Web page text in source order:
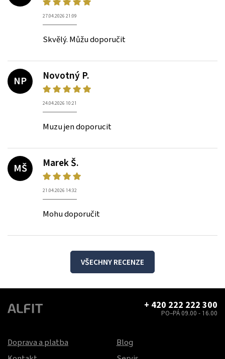
27.04.2026 21:09
Skvělý. Můžu doporučit
NP
Novotný P.
24.04.2026 10:21
Muzu jen doporucit
MŠ
Marek Š.
21.04.2026 14:32
Mohu doporučit
VŠECHNY RECENZE
+ 420 222 222 300
PO–PÁ 09.00 - 16.00
Doprava a platba
Blog